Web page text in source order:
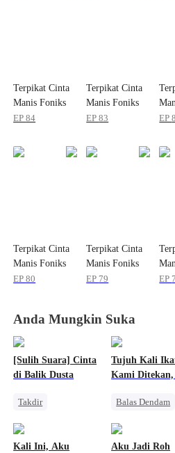
Terpikat Cinta
Manis Foniks
EP84
Terpikat Cinta
Manis Foniks
EP83 EP
Terpikat Cinta
Manis Foniks
EP80
Terpikat Cinta
Manis Foniks
EP 79 EP
Anda Mungkin Suka
[Sulih Suara] Cinta
di Balik Dusta
Takdir
Tujuh Kali
Kami
Melepaskannya
Balas Dendam
Kali Ini, Aku
Aku Jadi Roh